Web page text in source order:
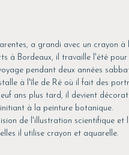
a grandi avec un crayon
à Bordeaux, il travaille l'été pour
pendant deux années
à l'île de Ré où il fait des
ans plus tard, il devient
à la peinture botanique.
de l'illustration scientifique et
il utilise crayon et aquarelle.